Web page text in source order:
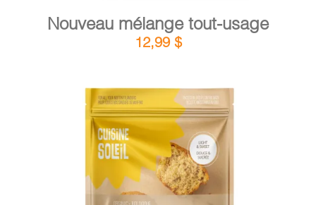
Nouveau mélange tout-usage
12,99 $